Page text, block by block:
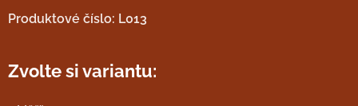
Produktové číslo: L013
Zvolte si variantu: